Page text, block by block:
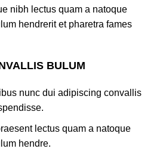
nibh lectus quam a natoque
hendrerit et pharetra fames
BULUM
nunc dui adipiscing convallis
lectus quam a natoque
hendre.